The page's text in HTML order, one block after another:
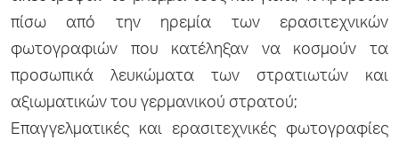
πίσω από την ηρεμία των ερασιτεχνικών
φωτογραφιών που κατέληξαν να κοσμούν τα
προσωπικά λευκώματα των στρατιωτών και
αξιωματικών του γερμανικού στρατού;
Επαγγελματικές και ερασιτεχνικές φωτογραφίες